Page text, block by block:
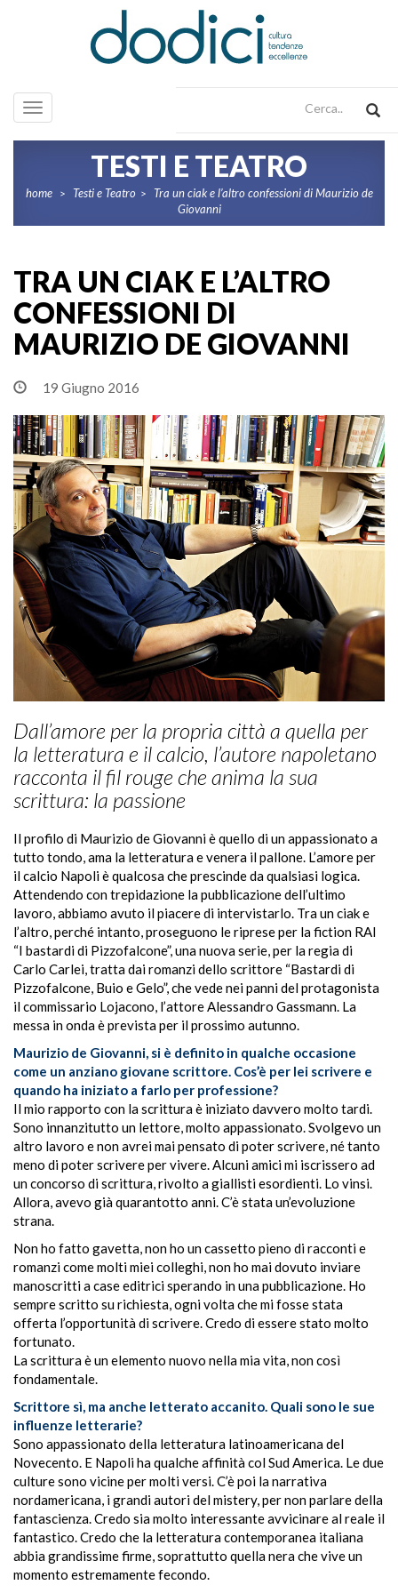
Toggle
navigation
TESTI E TEATRO
home > Testi e Teatro > Tra un ciak e l’altro confessioni di Maurizio de
Giovanni
TRA UN CIAK E L’ALTRO
CONFESSIONI DI
MAURIZIO DE GIOVANNI
19 Giugno 2016
Dall’amore per la propria città a quella per
la letteratura e il calcio, l’autore napoletano
racconta il fil rouge che anima la sua
scrittura: la passione
Il profilo di Maurizio de Giovanni è quello di un appassionato a
tutto tondo, ama la letteratura e venera il pallone. L’amore per
il calcio Napoli è qualcosa che prescinde da qualsiasi logica.
Attendendo con trepidazione la pubblicazione dell’ultimo
lavoro, abbiamo avuto il piacere di intervistarlo. Tra un ciak e
l’altro, perché intanto, proseguono le riprese per la fiction RAI
“I bastardi di Pizzofalcone”, una nuova serie, per la regia di
Carlo Carlei, tratta dai romanzi dello scrittore “Bastardi di
Pizzofalcone, Buio e Gelo”, che vede nei panni del protagonista
il commissario Lojacono, l’attore Alessandro Gassmann. La
messa in onda è prevista per il prossimo autunno.
Maurizio de Giovanni, si è definito in qualche occasione
come un anziano giovane scrittore. Cos’è per lei scrivere e
quando ha iniziato a farlo per professione?
Il mio rapporto con la scrittura è iniziato davvero molto tardi.
Sono innanzitutto un lettore, molto appassionato. Svolgevo un
altro lavoro e non avrei mai pensato di poter scrivere, né tanto
meno di poter scrivere per vivere. Alcuni amici mi iscrissero ad
un concorso di scrittura, rivolto a giallisti esordienti. Lo vinsi.
Allora, avevo già quarantotto anni. C’è stata un’evoluzione
strana.
Non ho fatto gavetta, non ho un cassetto pieno di racconti e
romanzi come molti miei colleghi, non ho mai dovuto inviare
manoscritti a case editrici sperando in una pubblicazione. Ho
sempre scritto su richiesta, ogni volta che mi fosse stata
offerta l’opportunità di scrivere. Credo di essere stato molto
fortunato.
La scrittura è un elemento nuovo nella mia vita, non così
fondamentale.
Scrittore sì, ma anche letterato accanito. Quali sono le sue
influenze letterarie?
Sono appassionato della letteratura latinoamericana del
Novecento. E Napoli ha qualche affinità col Sud America. Le due
culture sono vicine per molti versi. C’è poi la narrativa
nordamericana, i grandi autori del mistery, per non parlare della
fantascienza. Credo sia molto interessante avvicinare al reale il
fantastico. Credo che la letteratura contemporanea italiana
abbia grandissime firme, soprattutto quella nera che vive un
momento estremamente fecondo.